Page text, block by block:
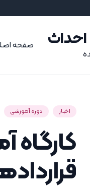
صفحه
اخبار دوره آموزشی
کارگاه